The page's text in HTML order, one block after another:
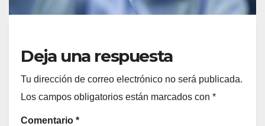
Deja una respuesta
Tu dirección de correo electrónico no será publicada.
Los campos obligatorios están marcados con *
Comentario *